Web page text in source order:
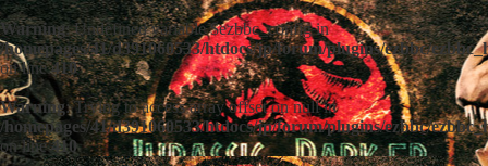
Warning: Undefined variable $ezbbc_config in
/homepages/41/d391060533/htdocs/jp/forum/plugins/ezbbc/
on line410
Warning: Trying to access array offset on null in
/homepages/41/d391060533/htdocs/jp/forum/plugins/ezbbc/
on line410